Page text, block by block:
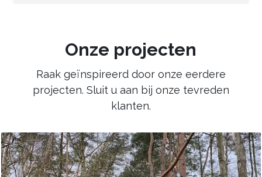
Onze projecten
Raak geïnspireerd door onze eerdere
projecten. Sluit u aan bij onze tevreden
klanten.